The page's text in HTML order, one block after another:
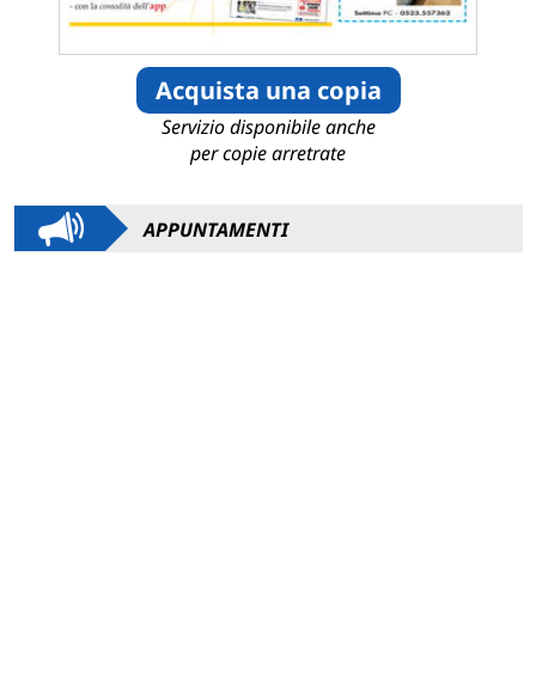
Acquista una copia
Servizio disponibile anche
per copie arretrate
APPUNTAMENTI